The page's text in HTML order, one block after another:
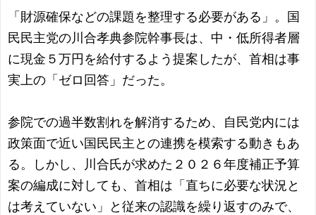
「財源確保などの課題を整理する必要がある」。国
民民主党の川合孝典参院幹事長は、中・低所得者層
に現金５万円を給付するよう提案したが、首相は事
実上の「ゼロ回答」だった。
参院での過半数割れを解消するため、自民党内には
政策面で近い国民民主との連携を模索する動きもあ
る。しかし、川合氏が求めた２０２６年度補正予算
案の編成に対しても、首相は「直ちに必要な状況と
は考えていない」と従来の認識を繰り返すのみで、